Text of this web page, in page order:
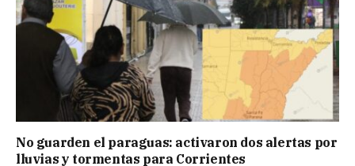
No guarden el paraguas: activaron dos alertas por
lluvias y tormentas para Corrientes